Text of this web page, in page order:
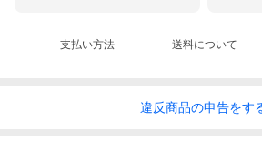
支払い方法 送料について
違反商品の申告をす